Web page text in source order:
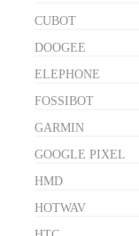
CUBOT
DOOGEE
ELEPHONE
FOSSIBOT
GARMIN
GOOGLE PIXEL
HMD
HOTWAV